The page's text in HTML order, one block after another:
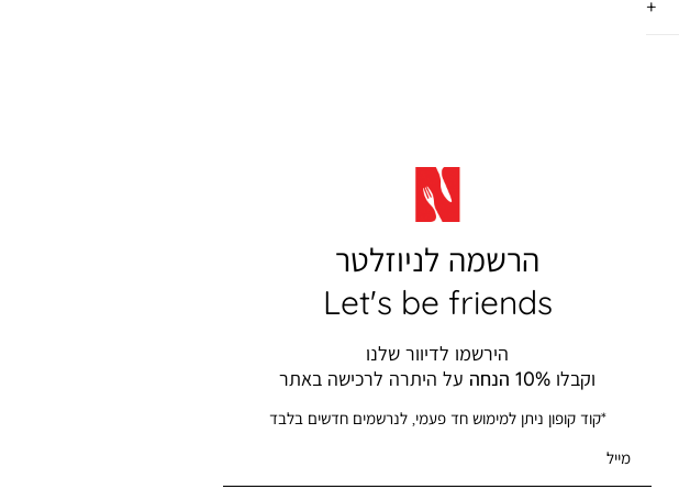
הרשמה לניוזלטר
Let's be friends
הירשמו לדיוור שלנו
וקבלו 10% הנחה על היתרה לרכישה באתר
*קוד קופון ניתן למימוש חד פעמי, לנרשמים חדשים בלבד
מייל